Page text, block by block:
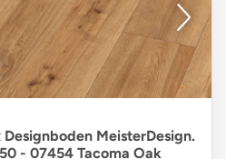
Designboden MeisterDesign.
- 07454 Tacoma Oak